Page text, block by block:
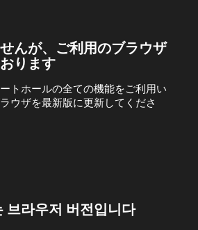
んが、ご利用のブラウザ
ります
トホールの全ての機能をご利用い
ウザを最新版に更新してくださ
브라우저 버전입니다